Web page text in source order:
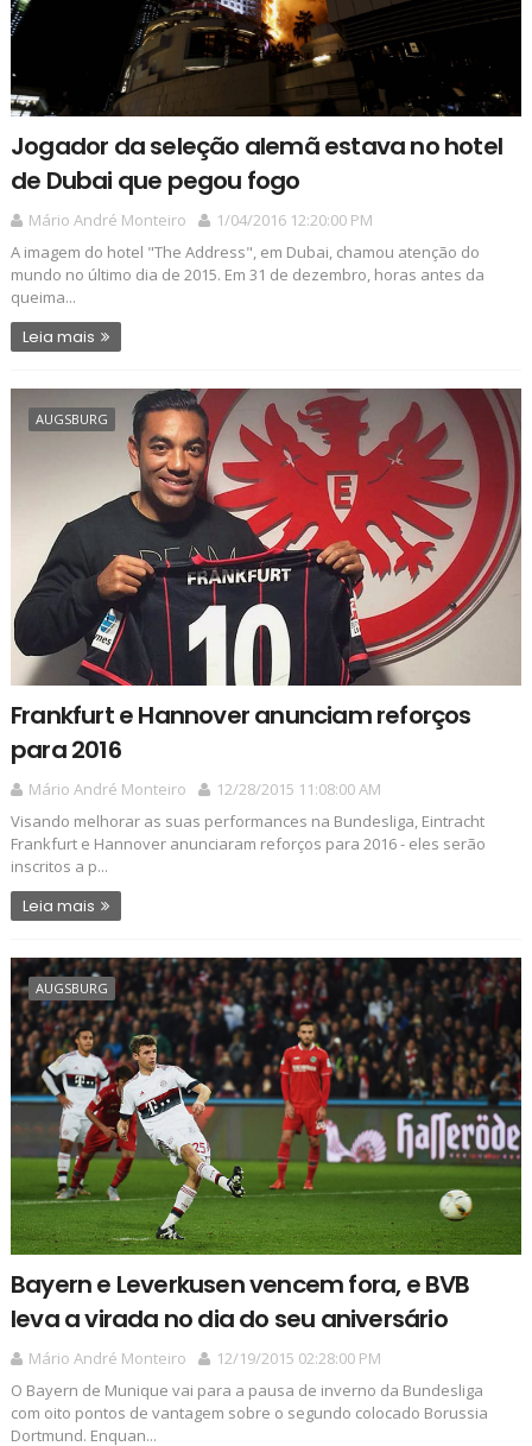
Jogador da seleção alemã estava no hotel
de Dubai que pegou fogo
Mário André Monteiro
1/04/2016 12:20:00 PM
A imagem do hotel "The Address", em Dubai, chamou atenção do
mundo no último dia de 2015. Em 31 de dezembro, horas antes da
queima...
Leia mais
AUGSBURG
Frankfurt e Hannover anunciam reforços
para 2016
Mário André Monteiro
12/28/2015 11:08:00 AM
Visando melhorar as suas performances na Bundesliga, Eintracht
Frankfurt e Hannover anunciaram reforços para 2016 - eles serão
inscritos a p...
Leia mais
AUGSBURG
Bayern e Leverkusen vencem fora, e BVB
leva a virada no dia do seu aniversário
Mário André Monteiro
12/19/2015 02:28:00 PM
O Bayern de Munique vai para a pausa de inverno da Bundesliga
com oito pontos de vantagem sobre o segundo colocado Borussia
Dortmund. Enquan...